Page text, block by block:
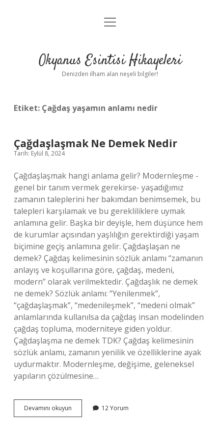
Anasayfa
Yasal Uyarı
menüyü
Okyanus Esintisi Hikayeleri
Denizden ilham alan neşeli bilgiler!
Etiket: Çağdaş yaşamın anlamı nedir
Çağdaşlaşmak Ne Demek Nedir
Tarih: Eylül 8, 2024
Çağdaşlaşmak hangi anlama gelir? Modernleşme -
genel bir tanım vermek gerekirse- yaşadığımız
zamanın taleplerini her bakımdan benimsemek, bu
talepleri karşılamak ve bu gerekliliklere uymak
anlamına gelir. Başka bir deyişle, hem düşünce hem
de kurumlar açısından yaşlılığın gerektirdiği yaşam
biçimine geçiş anlamına gelir. Çağdaşlaşan ne
demek? Çağdaş kelimesinin sözlük anlamı “zamanın
anlayış ve koşullarına göre, çağdaş, medeni,
modern” olarak verilmektedir. Çağdaşlık ne demek
ne demek? Sözlük anlamı: “Yenilenmek”,
“çağdaşlaşmak”, “medenileşmek”, “medeni olmak”
anlamlarında kullanılsa da çağdaş insan modelinden
çağdaş topluma, moderniteye giden yoldur.
Çağdaşlaşma ne demek TDK? Çağdaş kelimesinin
sözlük anlamı, zamanın yenilik ve özelliklerine ayak
uydurmaktır. Modernleşme, değişime, geleneksel
yapıların çözülmesine…
Devamını okuyun Çağdaşlaşmak
Ne
12 Yorum